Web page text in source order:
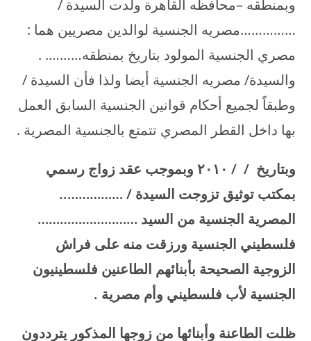
وبمنطقه –محافظه القاهرة ولدت السيدة /
……………مصريه الجنسية لوالدين مصريين هما :
مصري الجنسية المولود بتاريخ بمنطقه………. .
والسيدة/ مصريه الجنسية أيضا ولذا فأن السيدة /
وطبقاً لجميع أحكام قوانين الجنسية السابق العمل
بها داخل القطر المصري تتمتع بالجنسية المصرية .
وبتاريخ / / ۲۰۱۰ وبموجب عقد زواج رسمي
بمكتب توثيق تزوجت السيدة / ……………..
المصرية الجنسية من السيد ………………………
فلسطيني الجنسية ورزقت منه على فراش
الزوجية الصحيحة بأبنائهم الطاعنين فلسطينيون
الجنسية لأب فلسطيني وأم مصرية .
ظلت الطاعنة وأبنائها من زوجها المذكور يترددون